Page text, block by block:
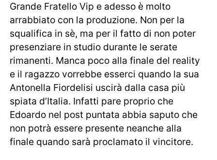
Grande Fratello Vip e adesso è molto
arrabbiato con la produzione. Non per la
squalifica in sè, ma per il fatto di non poter
presenziare in studio durante le serate
rimanenti. Manca poco alla finale del reality
e il ragazzo vorrebbe esserci quando la sua
Antonella Fiordelisi uscirà dalla casa più
spiata d’Italia. Infatti pare proprio che
Edoardo nel post puntata abbia saputo che
non potrà essere presente neanche alla
finale quando sarà proclamato il vincitore.